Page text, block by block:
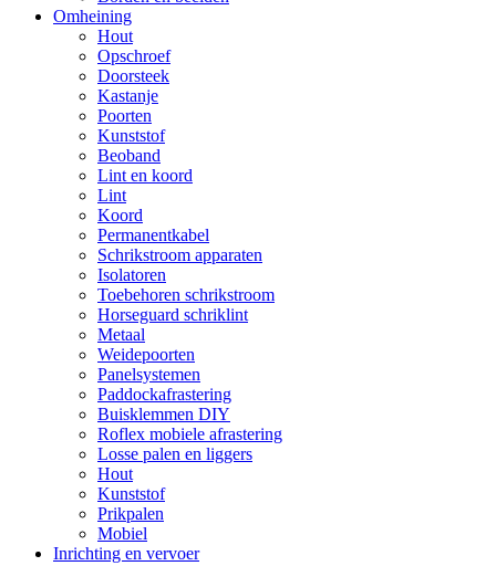
Omheining
Hout
Opschroef
Doorsteek
Kastanje
Poorten
Kunststof
Beoband
Lint en koord
Lint
Koord
Permanentkabel
Schrikstroom apparaten
Isolatoren
Toebehoren schrikstroom
Horseguard schriklint
Metaal
Weidepoorten
Panelsystemen
Paddockafrastering
Buisklemmen DIY
Roflex mobiele afrastering
Losse palen en liggers
Hout
Kunststof
Prikpalen
Mobiel
Inrichting en vervoer